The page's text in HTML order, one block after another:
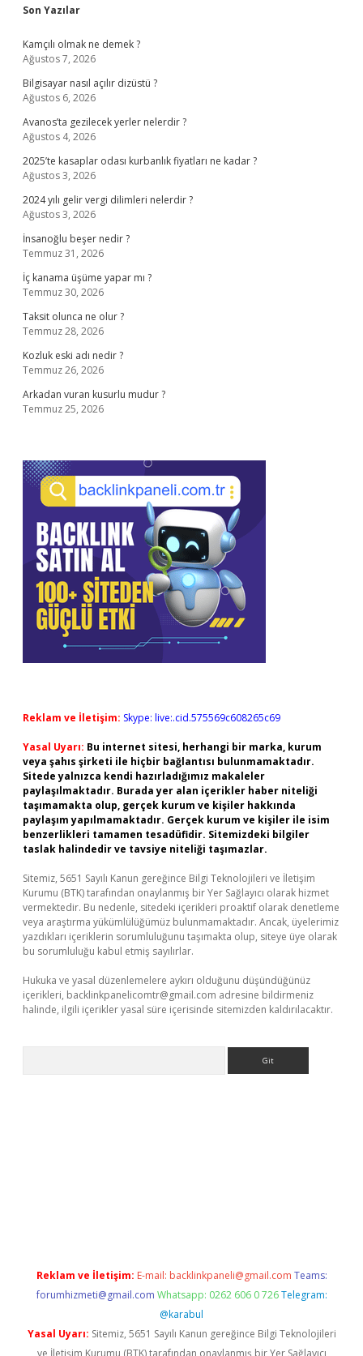
Sidebar
Son Yazılar
Kamçılı olmak ne demek ?
Ağustos 7, 2026
Bilgisayar nasıl açılır dizüstü ?
Ağustos 6, 2026
Avanos’ta gezilecek yerler nelerdir ?
Ağustos 4, 2026
2025’te kasaplar odası kurbanlık fiyatları ne kadar ?
Ağustos 3, 2026
2024 yılı gelir vergi dilimleri nelerdir ?
Ağustos 3, 2026
İnsanoğlu beşer nedir ?
Temmuz 31, 2026
İç kanama üşüme yapar mı ?
Temmuz 30, 2026
Taksit olunca ne olur ?
Temmuz 28, 2026
Kozluk eski adı nedir ?
Temmuz 26, 2026
Arkadan vuran kusurlu mudur ?
Temmuz 25, 2026
Reklam ve İletişim: Skype: live:.cid.575569c608265c69
Yasal Uyarı: Bu internet sitesi, herhangi bir marka, kurum
veya şahıs şirketi ile hiçbir bağlantısı bulunmamaktadır.
Sitede yalnızca kendi hazırladığımız makaleler
paylaşılmaktadır. Burada yer alan içerikler haber niteliği
taşımamakta olup, gerçek kurum ve kişiler hakkında
paylaşım yapılmamaktadır. Gerçek kurum ve kişiler ile isim
benzerlikleri tamamen tesadüfidir. Sitemizdeki bilgiler
taslak halindedir ve tavsiye niteliği taşımazlar.
Sitemiz, 5651 Sayılı Kanun gereğince Bilgi Teknolojileri ve İletişim
Kurumu (BTK) tarafından onaylanmış bir Yer Sağlayıcı olarak hizmet
vermektedir. Bu nedenle, sitedeki içerikleri proaktif olarak denetleme
veya araştırma yükümlülüğümüz bulunmamaktadır. Ancak, üyelerimiz
yazdıkları içeriklerin sorumluluğunu taşımakta olup, siteye üye olarak
bu sorumluluğu kabul etmiş sayılırlar.
Hukuka ve yasal düzenlemelere aykırı olduğunu düşündüğünüz
içerikleri, backlinkpanelicomtr@gmail.com adresine bildirmeniz
halinde, ilgili içerikler yasal süre içerisinde sitemizden kaldırılacaktır.
Reklam ve İletişim: E-mail: backlinkpaneli@gmail.com Teams:
forumhizmeti@gmail.com Whatsapp: 0262 606 0 726 Telegram:
@karabul
Yasal Uyarı: Sitemiz, 5651 Sayılı Kanun gereğince Bilgi Teknolojileri
ve İletişim Kurumu (BTK) tarafından onaylanmış bir Yer Sağlayıcı